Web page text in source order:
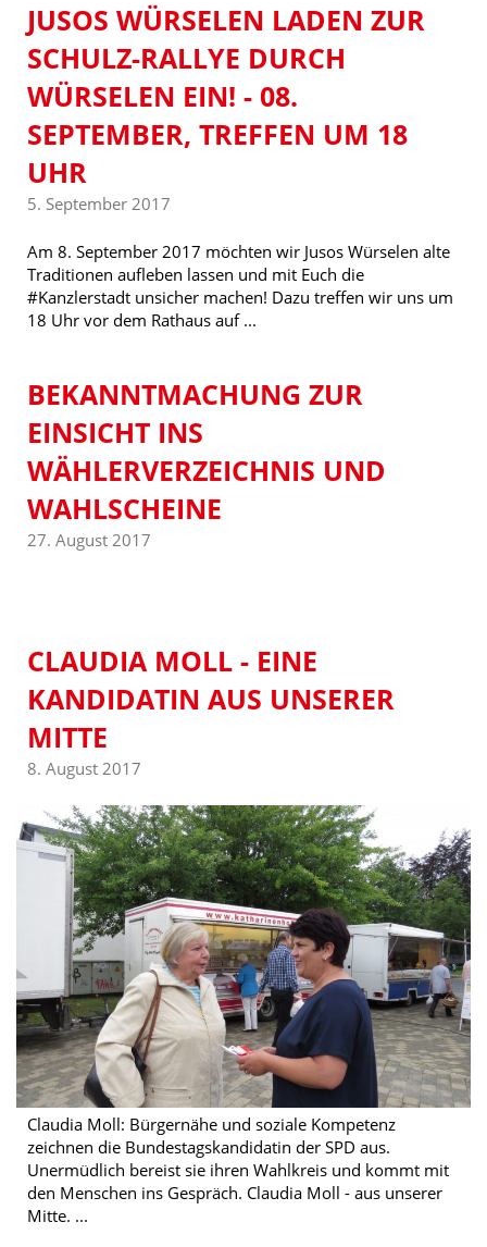
JUSOS WÜRSELEN LADEN ZUR
SCHULZ-RALLYE DURCH
WÜRSELEN EIN! - 08.
SEPTEMBER, TREFFEN UM 18
UHR
5. September 2017
Am 8. September 2017 möchten wir Jusos Würselen alte
Traditionen aufleben lassen und mit Euch die
#Kanzlerstadt unsicher machen! Dazu treffen wir uns um
18 Uhr vor dem Rathaus auf ...
BEKANNTMACHUNG ZUR
EINSICHT INS
WÄHLERVERZEICHNIS UND
WAHLSCHEINE
27. August 2017
CLAUDIA MOLL - EINE
KANDIDATIN AUS UNSERER
MITTE
8. August 2017
Claudia Moll: Bürgernähe und soziale Kompetenz
zeichnen die Bundestagskandidatin der SPD aus.
Unermüdlich bereist sie ihren Wahlkreis und kommt mit
den Menschen ins Gespräch. Claudia Moll - aus unserer
Mitte. ...